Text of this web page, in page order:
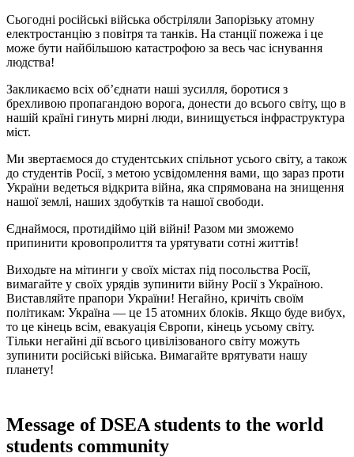
Сьогодні російські війська обстріляли Запорізьку атомну
електростанцію з повітря та танків. На станції пожежа і це
може бути найбільшою катастрофою за весь час існування
людства!
Закликаємо всіх об’єднати наші зусилля, боротися з
брехливою пропагандою ворога, донести до всього світу, що в
нашій країні гинуть мирні люди, винищується інфраструктура
міст.
Ми звертаємося до студентських спільнот усього світу, а також
до студентів Росії, з метою усвідомлення вами, що зараз проти
України ведеться відкрита війна, яка спрямована на знищення
нашої землі, наших здобутків та нашої свободи.
Єднаймося, протидіймо цій війні! Разом ми зможемо
припинити кровопролиття та урятувати сотні життів!
Виходьте на мітинги у своїх містах під посольства Росії,
вимагайте у своїх урядів зупинити війну Росії з Україною.
Виставляйте прапори України! Негайно, кричіть своїм
політикам: Україна — це 15 атомних блоків. Якщо буде вибух,
то це кінець всім, евакуація Європи, кінець усьому світу.
Тільки негайні дії всього цивілізованого світу можуть
зупинити російські війська. Вимагайте врятувати нашу
планету!
Message of DSEA students to the world
students community